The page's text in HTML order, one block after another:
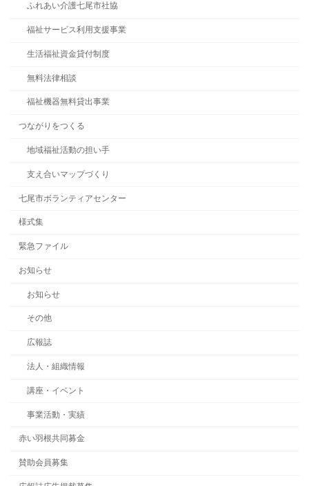
ふれあい介護七尾市社協
福祉サービス利用支援事業
生活福祉資金貸付制度
無料法律相談
福祉機器無料貸出事業
つながりをつくる
地域福祉活動の担い手
支え合いマップづくり
七尾市ボランティアセンター
様式集
緊急ファイル
お知らせ
お知らせ
その他
広報誌
法人・組織情報
講座・イベント
事業活動・実績
赤い羽根共同募金
賛助会員募集